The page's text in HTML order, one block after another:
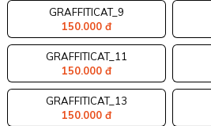
GRAFFITICAT_9
150.000 đ
GRAFFITICAT_11
150.000 đ
GRAFFITICAT_13
150.000 đ